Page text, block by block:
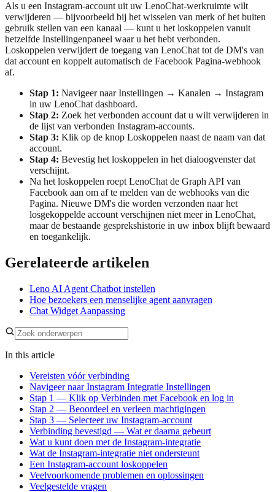
Als u een Instagram-account uit uw LenoChat-werkruimte wilt
verwijderen — bijvoorbeeld bij het wisselen van merk of het buiten
gebruik stellen van een kanaal — kunt u het loskoppelen vanuit
hetzelfde Instellingenpaneel waar u het hebt verbonden.
Loskoppelen verwijdert de toegang van LenoChat tot de DM's van
dat account en koppelt automatisch de Facebook Pagina-webhook
af.
Stap 1: Navigeer naar Instellingen → Kanalen → Instagram
in uw LenoChat dashboard.
Stap 2: Zoek het verbonden account dat u wilt verwijderen in
de lijst van verbonden Instagram-accounts.
Stap 3: Klik op de knop Loskoppelen naast de naam van dat
account.
Stap 4: Bevestig het loskoppelen in het dialoogvenster dat
verschijnt.
Na het loskoppelen roept LenoChat de Graph API van
Facebook aan om af te melden van de webhooks van die
Pagina. Nieuwe DM's die worden verzonden naar het
losgekoppelde account verschijnen niet meer in LenoChat,
maar de bestaande gesprekshistorie in uw inbox blijft bewaard
en toegankelijk.
Gerelateerde artikelen
Leno AI Agent Chatbot instellen
Hoe bezoekers een menselijke agent aanvragen
Chat Widget Aanpassing
In this article
Vereisten vóór verbinding
Navigeer naar Instagram Integratie Instellingen
Stap 1 — Klik op Verbinden met Facebook en log in
Stap 2 — Beoordeel en verleen machtigingen
Stap 3 — Selecteer uw Instagram-account
Verbinding bevestigd — Wat er daarna gebeurt
Wat u kunt doen met de Instagram-integratie
Wat de Instagram-integratie niet ondersteunt
Een Instagram-account loskoppelen
Veelvoorkomende problemen en oplossingen
Veelgestelde vragen